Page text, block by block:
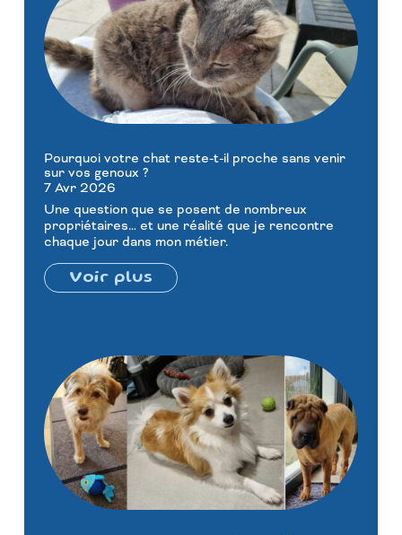
Pourquoi votre chat reste-t-il proche sans venir
sur vos genoux ?
7 Avr 2026
Une question que se posent de nombreux
propriétaires… et une réalité que je rencontre
chaque jour dans mon métier.
Voir plus